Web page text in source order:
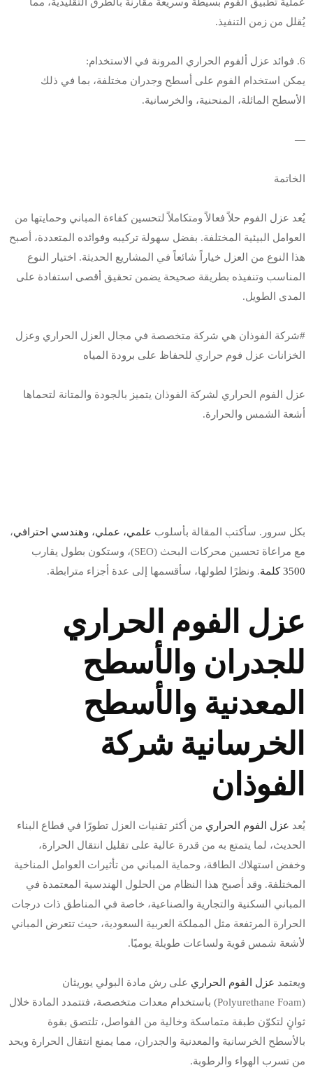
يُقلل من زمن التنفيذ.
6. فوائد عزل ألفوم الحراري المرونة في الاستخدام:
يمكن استخدام الفوم على أسطح وجدران مختلفة، بما في ذلك
الأسطح المائلة، المنحنية، والخرسانية.
—
الخاتمة
يُعد عزل الفوم حلاً فعالاً ومتكاملاً لتحسين كفاءة المباني وحمايتها من
العوامل البيئية المختلفة. بفضل سهولة تركيبه وفوائده المتعددة، أصبح
هذا النوع من العزل خياراً شائعاً في المشاريع الحديثة. اختيار النوع
المناسب وتنفيذه بطريقة صحيحة يضمن تحقيق أقصى استفادة على
المدى الطويل.
#شركة الفوذان هي شركة متخصصة في مجال العزل الحراري وعزل
الخزانات عزل فوم حراري للحفاظ على برودة المياه
عزل الفوم الحراري لشركة الفوذان يتميز بالجودة والمتانة لتحماها
أشعة الشمس والحرارة.
بكل سرور. سأكتب المقالة بأسلوب علمي، عملي، وهندسي احترافي،
مع مراعاة تحسين محركات البحث (SEO)، وستكون بطول يقارب
3500 كلمة
. ونظرًا لطولها، سأقسمها إلى عدة أجزاء مترابطة.
عزل الفوم الحراري
للجدران والأسطح
المعدنية والأسطح
الخرسانية شركة
الفوذان
يُعد عزل الفوم الحراري من أكثر تقنيات العزل تطورًا في قطاع البناء
الحديث، لما يتمتع به من قدرة عالية على تقليل انتقال الحرارة،
وخفض استهلاك الطاقة، وحماية المباني من تأثيرات العوامل المناخية
المختلفة. وقد أصبح هذا النظام من الحلول الهندسية المعتمدة في
المباني السكنية والتجارية والصناعية، خاصة في المناطق ذات درجات
الحرارة المرتفعة مثل المملكة العربية السعودية، حيث تتعرض المباني
لأشعة شمس قوية ولساعات طويلة يوميًا.
ويعتمد عزل الفوم الحراري على رش مادة البولي يوريثان
(Polyurethane Foam) باستخدام معدات متخصصة، فتتمدد المادة خلال
ثوانٍ لتكوّن طبقة متماسكة وخالية من الفواصل، تلتصق بقوة
بالأسطح الخرسانية والمعدنية والجدران، مما يمنع انتقال الحرارة ويحد
من تسرب الهواء والرطوبة.